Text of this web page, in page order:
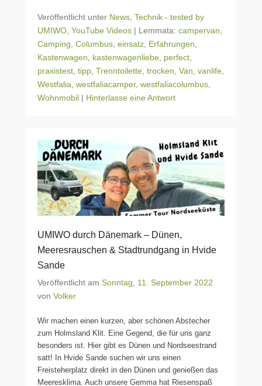
Veröffentlicht unter News Technik - tested by
UMIWO YouTube Videos | Lemmata: campervan
Camping Columbus einsatz Erfahrungen
Kastenwagen
kastenwagenliebe perfect
praxistest tipp Trenntoilette trocken Van vanlife
Westfalia westfaliacamper, westfaliacolumbus
Wohnmobil | Hinterlasse eine Antwort
UMIWO durch Dänemark – Dünen,
Meeresrauschen & Stadtrundgang in Hvide
Sande
Veröffentlicht am Sonntag, 11. September 2022
von Volker
Wir machen einen kurzen, aber schönen Abstecher
zum Holmsland Klit. Eine Gegend, die für uns ganz
besonders ist. Hier gibt es Dünen und Nordseestrand
satt! In Hvide Sande suchen wir uns einen
Freisteherplatz direkt in den Dünen und genießen das
Meeresklima. Auch unsere Gemma hat Riesenspaß